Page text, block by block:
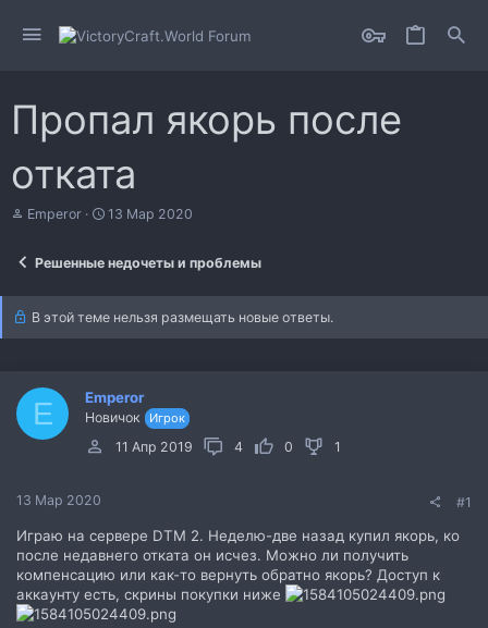
Пропал якорь после
отката
А
е
м
Emperor
Д
а
ч
а
13 Мар 2020
Решенные недочеты и проблемы
В этой теме нельзя размещать новые ответы.
E Emperor
Новичок Игрок
11 Апр 2019 4 0 1
13 Мар 2020 #1
Играю на сервере DTM 2. Неделю-две назад купил якорь, ко
после недавнего отката он исчез. Можно ли получить
компенсацию или как-то вернуть обратно якорь? Доступ к
аккаунту есть, скрины покупки ниже